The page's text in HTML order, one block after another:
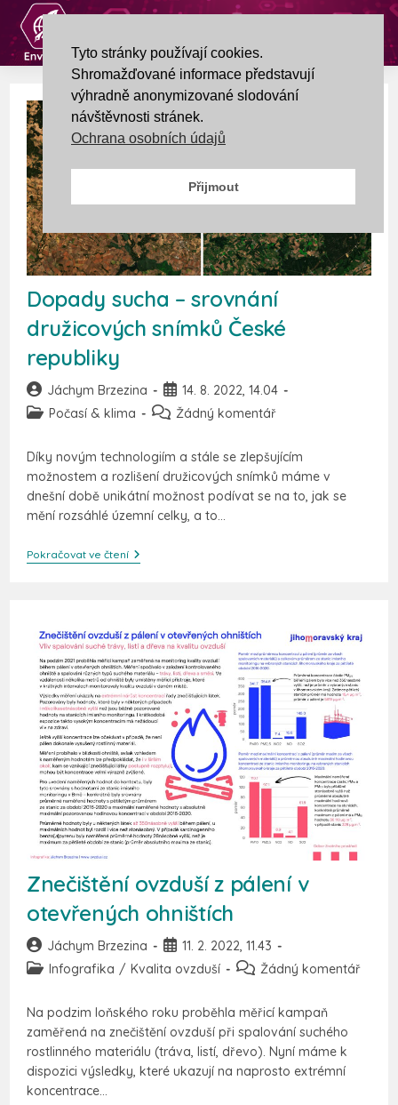
Dopady sucha – srovnání
družicových snímků České
republiky
Jáchym Brzezina
14. 8. 2022, 14.04
Počasí & klima
Žádný komentář
Díky novým technologiím a stále se zlepšujícím
možnostem a rozlišení družicových snímků máme v
dnešní době unikátní možnost podívat se na to, jak se
mění rozsáhlé územní celky, a to…
Pokračovat ve čtení
Znečištění ovzduší z pálení v
otevřených ohništích
Jáchym Brzezina
11. 2. 2022, 11.43
Infografika / Kvalita ovzduší Žádný komentář
Na podzim loňského roku proběhla měřicí kampaň
zaměřená na znečištění ovzduší při spalování suchého
rostlinného materiálu (tráva, listí, dřevo). Nyní máme k
dispozici výsledky, které ukazují na naprosto extrémní
koncentrace…
Tyto stránky používají cookies.
Shromažďované informace představují
výhradně anonymizované slodování
návštěvnosti stránek.
Ochrana osobních údajů
Přijmout